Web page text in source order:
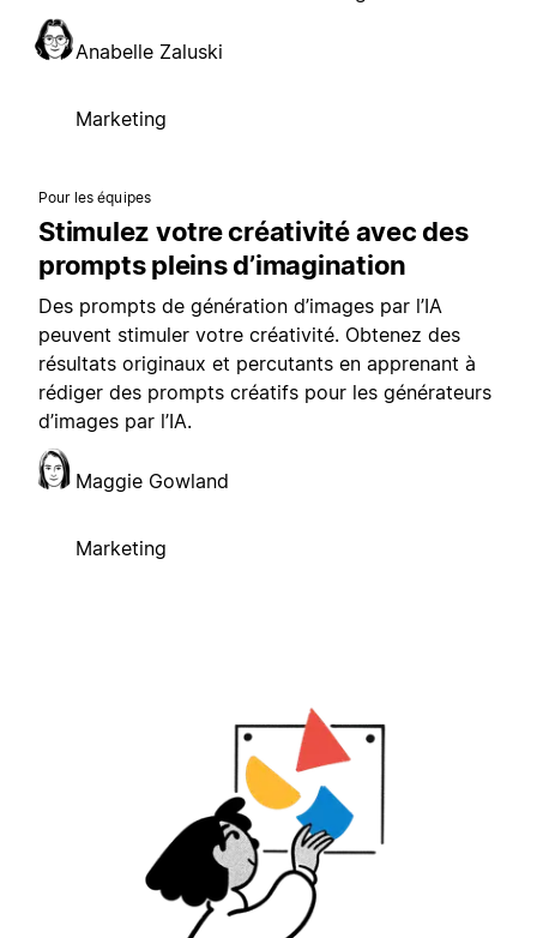
Anabelle Zaluski
Marketing
Pour les équipes
Stimulez votre créativité avec des
prompts pleins d’imagination
Des prompts de génération d’images par l’IA
peuvent stimuler votre créativité. Obtenez des
résultats originaux et percutants en apprenant à
rédiger des prompts créatifs pour les générateurs
d’images par l’IA.
Maggie Gowland
Marketing